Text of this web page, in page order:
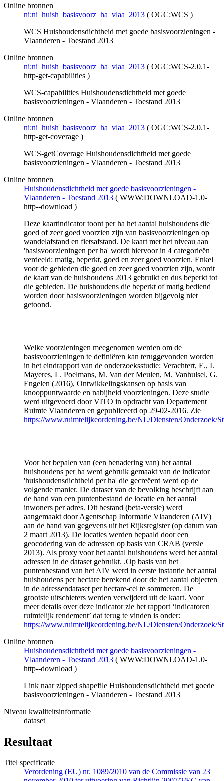
Online bronnen
ni:ni_huish_basisvoorz_ha_vlaa_2013 ( OGC:WCS )
WCS Huishoudensdichtheid met goede basisvoorzieningen -
Vlaanderen - Toestand 2013
Online bronnen
ni:ni_huish_basisvoorz_ha_vlaa_2013 ( OGC:WCS-2.0.1-
http-get-capabilities )
WCS-capabilities Huishoudensdichtheid met goede
basisvoorzieningen - Vlaanderen - Toestand 2013
Online bronnen
ni:ni_huish_basisvoorz_ha_vlaa_2013 ( OGC:WCS-2.0.1-
http-get-coverage )
WCS-getCoverage Huishoudensdichtheid met goede
basisvoorzieningen - Vlaanderen - Toestand 2013
Online bronnen
Huishoudensdichtheid met goede basisvoorzieningen -
Vlaanderen - Toestand 2013 ( WWW:DOWNLOAD-1.0-
http--download )
Deze kaartindicator toont per ha het aantal huishoudens die
goed of zeer goed voorzien zijn van basisvoorzieningen op
wandelafstand en fietsafstand. De kaart met het niveau aan
'basisvoorzieningen per ha' wordt hiervoor in 4 categorieën
verdeeld: matig, beperkt, goed en zeer goed voorzien. Enkel
voor de gebieden die goed en zeer goed voorzien zijn, wordt
de kaart van de huishoudens 2013 gebruikt en dus beperkt tot
die gebieden. De huishoudens die beperkt of matig bediend
worden door basisvoorzieningen worden bijgevolg niet
getoond.
Welke voorzieningen meegenomen werden om de
basisvoorzieningen te definiëren kan teruggevonden worden
in het eindrapport van de onderzoeksstudie: Verachtert, E., I.
Mayeres, L. Poelmans, M. Van der Meulen, M. Vanhulsel, G.
Engelen (2016), Ontwikkelingskansen op basis van
knooppuntwaarde en nabijheid voorzieningen. Deze studie
werd uitgevoerd door VITO in opdracht van Departement
Ruimte Vlaanderen en gepubliceerd op 29-02-2016. Zie
https://www.ruimtelijkeordening.be/NL/Diensten/Onderzoek/
Voor het bepalen van (een benadering van) het aantal
huishoudens per ha werd gebruik gemaakt van de indicator
'huishoudensdichtheid per ha' die gecreëerd werd op de
volgende manier. De dataset van de bevolking beschrijft aan
de hand van een puntenbestand de locatie en het aantal
inwoners per adres. Dit bestand (beta-versie) werd
aangemaakt door Agentschap Informatie Vlaanderen (AIV)
aan de hand van gegevens uit het Rijksregister (op datum van
2 maart 2013). De locaties werden bepaald door een
geocodering van de adressen op basis van CRAB (versie
2013). Als proxy voor het aantal huishoudens werd het aantal
adressen in de dataset gebruikt. .Op basis van het
puntenbestand van het AIV werd in eerste instantie het aantal
huishoudens per hectare berekend door de het aantal objecten
in de adressendataset per hectare-cel te sommeren. De
grootste uitschieters werden verwijderd uit de kaart. Voor
meer details over deze indicator zie het rapport ‘indicatoren
ruimtelijk rendement’ dat terug te vinden is onder:
https://www.ruimtelijkeordening.be/NL/Diensten/Onderzoek/
Online bronnen
Huishoudensdichtheid met goede basisvoorzieningen -
Vlaanderen - Toestand 2013 ( WWW:DOWNLOAD-1.0-
http--download )
Link naar zipped shapefile Huishoudensdichtheid met goede
basisvoorzieningen - Vlaanderen - Toestand 2013
Niveau kwaliteitsinformatie
dataset
Resultaat
Titel specificatie
Verordening (EU) nr. 1089/2010 van de Commissie van 23